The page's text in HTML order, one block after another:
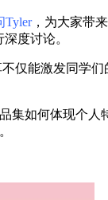
Tyler，为大家带
度讨论。
仅能激发同学
集如何体现个人